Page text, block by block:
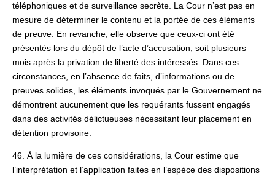
téléphoniques et de surveillance secrète. La Cour n’est pas en
mesure de déterminer le contenu et la portée de ces éléments
de preuve. En revanche, elle observe que ceux-ci ont été
présentés lors du dépôt de l’acte d’accusation, soit plusieurs
mois après la privation de liberté des intéressés. Dans ces
circonstances, en l’absence de faits, d’informations ou de
preuves solides, les éléments invoqués par le Gouvernement ne
démontrent aucunement que les requérants fussent engagés
dans des activités délictueuses nécessitant leur placement en
détention provisoire.
46. À la lumière de ces considérations, la Cour estime que
l’interprétation et l’application faites en l’espèce des dispositions